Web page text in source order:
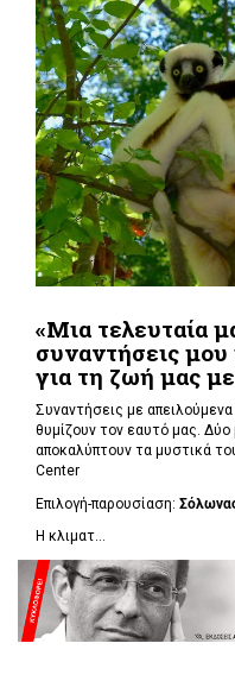
«Μια τελευταία
συναντήσεις
για τη ζωή μας
Συναντήσεις με
θυμίζουν τον εαυτό μας.
αποκαλύπτουν τα μυστικά
Center
Επιλογή-παρουσίαση:
Η κλιματ...